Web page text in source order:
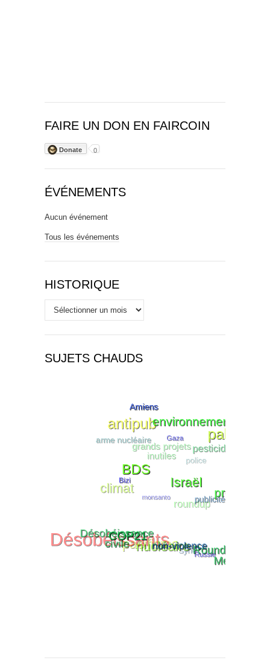
FAIRE UN DON EN FAIRCOIN
Donate 0
ÉVÉNEMENTS
Aucun événement
Tous les événements
HISTORIQUE
Historique
SUJETS CHAUDS